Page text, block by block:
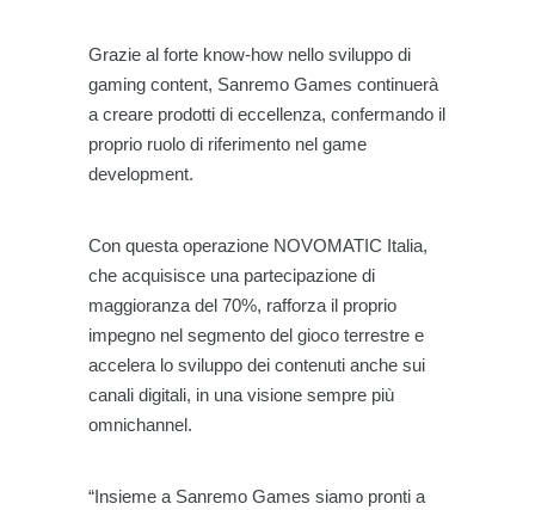
Grazie al forte know-how nello sviluppo di
gaming content, Sanremo Games continuerà
a creare prodotti di eccellenza, confermando il
proprio ruolo di riferimento nel game
development.
Con questa operazione NOVOMATIC Italia,
che acquisisce una partecipazione di
maggioranza del 70%, rafforza il proprio
impegno nel segmento del gioco terrestre e
accelera lo sviluppo dei contenuti anche sui
canali digitali, in una visione sempre più
omnichannel.
“Insieme a Sanremo Games siamo pronti a